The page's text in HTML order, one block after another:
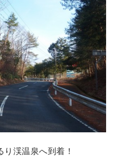
渓温泉へ到着！